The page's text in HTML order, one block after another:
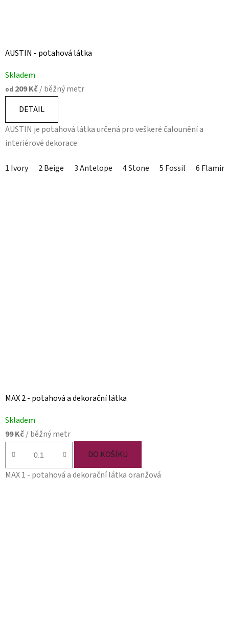
AUSTIN - potahová látka
Skladem
od 209 Kč/ běžný metr
DETAIL
AUSTIN je potahová látka určená pro veškeré čalounění a
interiérové dekorace
1 Ivory 2 Beige 3 Antelope 4 Stone 5 Fossil 6
MAX 2 - potahová a dekorační látka
Skladem
99 Kč/ běžný metr
DO KOŠÍKU
MAX 1 - potahová a dekorační látka oranžová